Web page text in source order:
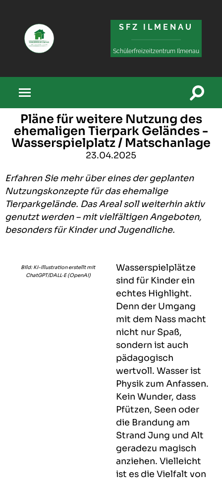
springen
Navigation
springen
SFZ ILMENAU
Schülerfreizeitzentrum Ilmenau
Pläne für weitere Nutzung des
ehemaligen Tierpark Geländes -
Wasserspielplatz / Matschanlage
23.04.2025
Erfahren Sie mehr über eines der geplanten
Nutzungskonzepte für das ehemalige
Tierparkgelände. Das Areal soll weiterhin aktiv
genutzt werden – mit vielfältigen Angeboten,
besonders für Kinder und Jugendliche.
Bild: KI-Illustration erstellt mit
ChatGPT/DALL·E (OpenAI)
Wasserspielplätze
sind für Kinder ein
echtes Highlight.
Denn der Umgang
mit dem Nass macht
nicht nur Spaß,
sondern ist auch
pädagogisch
wertvoll. Wasser ist
Physik zum Anfassen.
Kein Wunder, dass
Pfützen, Seen oder
die Brandung am
Strand Jung und Alt
geradezu magisch
anziehen. Vielleicht
ist es die Vielfalt von